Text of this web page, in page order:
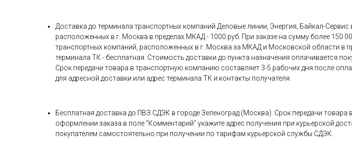
Доставка до терминала транспортных компаний Деловые линии, Энергия, Байкал-
расположенных в г. Москва в пределах МКАД - 1000 руб. При заказе на сумму более 150
транспортных компаний, расположенных в г. Москва за МКАД и Московской области в
терминала ТК - бесплатная. Стоимость доставки до пункта назначения оплачивается
Срок передачи товара в транспортную компанию составляет 3-5 рабочих дня после
для адресной доставки или адрес терминала ТК и контакты получателя.
Бесплатная доставка до ПВЗ СДЭК в городе Зеленоград (Москва). Срок передачи
оформлении заказа в поле "Комментарий" укажите адрес получения при курьерской
покупателем самостоятельно при получении по тарифам курьерской службы СДЭК.